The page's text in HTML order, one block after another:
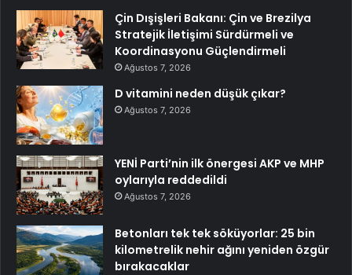
Çin Dışişleri Bakanı: Çin ve Brezilya
Stratejik İletişimi Sürdürmeli ve
Koordinasyonu Güçlendirmeli
Ağustos 7, 2026
D vitamini neden düşük çıkar?
Ağustos 7, 2026
YENİ Parti’nin ilk önergesi AKP ve MHP
oylarıyla reddedildi
Ağustos 7, 2026
Betonları tek tek söküyorlar: 25 bin
kilometrelik nehir ağını yeniden özgür
bırakacaklar